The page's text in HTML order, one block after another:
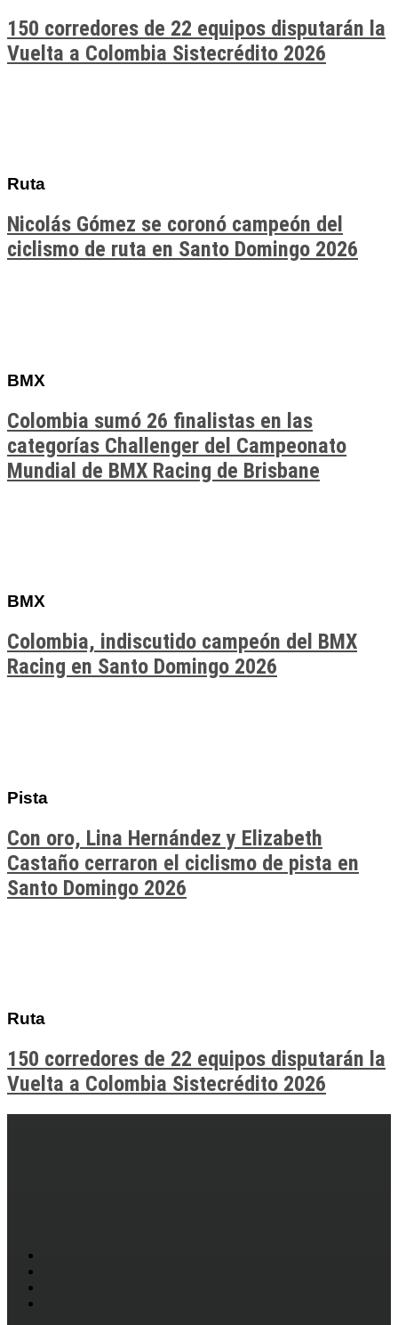
150 corredores de 22 equipos disputarán la
Vuelta a Colombia Sistecrédito 2026
Ruta
Nicolás Gómez se coronó campeón del
ciclismo de ruta en Santo Domingo 2026
BMX
Colombia sumó 26 finalistas en las
categorías Challenger del Campeonato
Mundial de BMX Racing de Brisbane
BMX
Colombia, indiscutido campeón del BMX
Racing en Santo Domingo 2026
Pista
Con oro, Lina Hernández y Elizabeth
Castaño cerraron el ciclismo de pista en
Santo Domingo 2026
Ruta
150 corredores de 22 equipos disputarán la
Vuelta a Colombia Sistecrédito 2026